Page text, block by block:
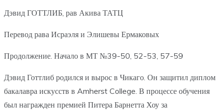
Дэвид ГОТТЛИБ, рав Акива ТАТЦ
Перевод рава Исраэля и Элишевы Ермаковых
Продолжение. Начало в МТ №39-50, 52-53, 57-59
Дэвид Готтлиб родился и вырос в Чикаго. Он защитил диплом
бакалавра искусств в Amherst College. В процессе обучения
был награжден премией Питера Барнетта Хоу за